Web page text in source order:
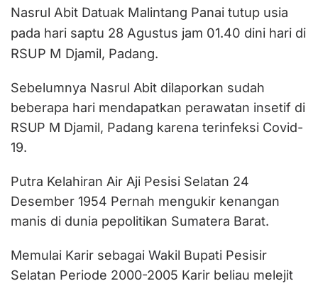
Nasrul Abit Datuak Malintang Panai tutup usia
pada hari saptu 28 Agustus jam 01.40 dini hari di
RSUP M Djamil, Padang.
Sebelumnya Nasrul Abit dilaporkan sudah
beberapa hari mendapatkan perawatan insetif di
RSUP M Djamil, Padang karena terinfeksi Covid-
19.
Putra Kelahiran Air Aji Pesisi Selatan 24
Desember 1954 Pernah mengukir kenangan
manis di dunia pepolitikan Sumatera Barat.
Memulai Karir sebagai Wakil Bupati Pesisir
Selatan Periode 2000-2005 Karir beliau melejit